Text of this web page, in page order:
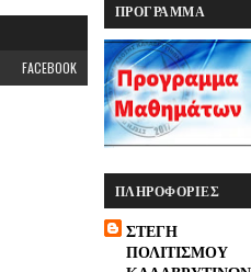
FACEBOOK
ΠΡΌΓΡΑΜΜΑ
ΜΑΘΗΜΆΤΩΝ
ΠΛΗΡΟΦΟΡΊΕΣ
ΣΤΕΓΗ
ΠΟΛΙΤΙΣΜΟΥ